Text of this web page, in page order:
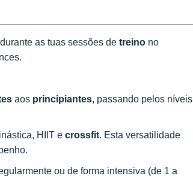
as tuas sessões de treino no
aos principiantes, passando pelos níveis
HIIT e crossfit. Esta versatilidade
ou de forma intensiva (de 1 a